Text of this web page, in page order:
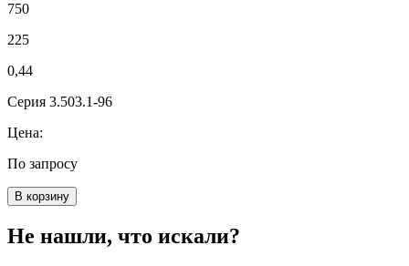
750
225
0,44
Серия 3.503.1-96
Цена:
По запросу
В корзину
Не нашли, что искали?